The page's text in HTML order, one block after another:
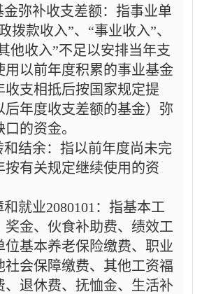
金弥补收支差额：指事业单
拨款收入”、“事业收入”、
他收入”不足以安排当年支
用以前年度积累的事业基金
收支相抵后按国家规定提
后年度收支差额的基金）弥
的资金。
和结余：指以前年度尚未完
按有关规定继续使用的资
就业2080101：指基本工
奖金、伙食补助费、绩效工
位基本养老保险缴费、职业
社会保障缴费、其他工资福
、退休费、抚恤金、生活补